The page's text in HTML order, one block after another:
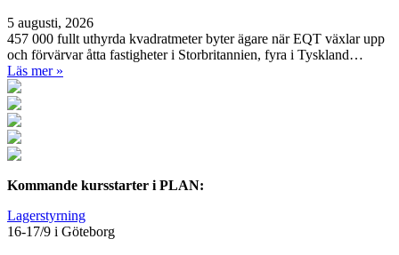
5 augusti, 2026
457 000 fullt uthyrda kvadratmeter byter ägare när EQT växlar upp
och förvärvar åtta fastigheter i Storbritannien, fyra i Tyskland…
Läs mer »
Kommande kursstarter i PLAN:
Lagerstyrning
16-17/9 i Göteborg